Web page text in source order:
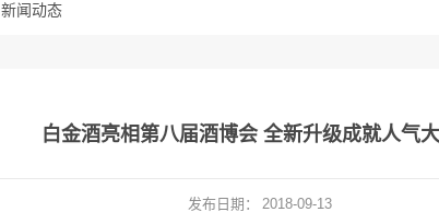
新闻动态
白金酒亮相第八届酒博会 全新升级成就人气
发布日期： 2018-09-13